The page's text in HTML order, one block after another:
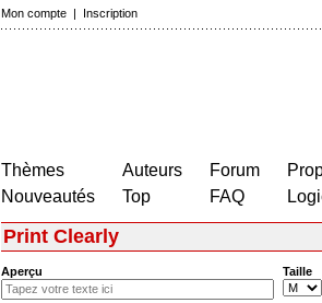
Mon compte | Inscription
Thèmes
Nouveautés
Auteurs
Top
Forum
FAQ
Print Clearly
Aperçu Taille